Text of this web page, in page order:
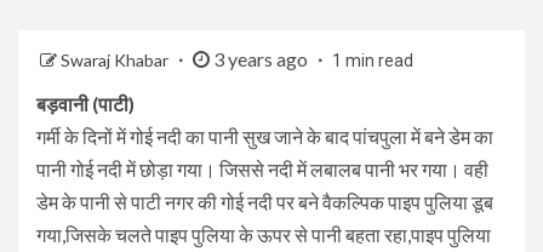
Swaraj Khabar 3 years ago 1 min read
बड़वानी (पाटी)
गर्मी के दिनों में गोई नदी का पानी सुख जाने के बाद पांचपुला में बने डेम का
पानी गोई नदी में छोड़ा गया। जिससे नदी में लबालब पानी भर गया। वही
डेम के पानी से पाटी नगर की गोई नदी पर बने वैकल्पिक पाइप पुलिया डूब
गया,जिसके चलते पाइप पुलिया के ऊपर से पानी बहता रहा,पाइप पुलिया